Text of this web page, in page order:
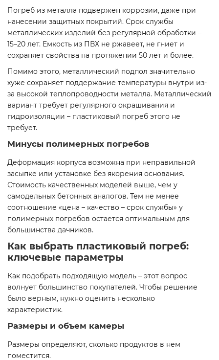
Погреб из металла подвержен коррозии, даже при
нанесении защитных покрытий. Срок службы
металлических изделий без регулярной обработки –
15–20 лет. Емкость из ПВХ не ржавеет, не гниет и
сохраняет свойства на протяжении 50 лет и более.
Помимо этого, металлический подпол значительно
хуже сохраняет поддержание температуры внутри из-
за высокой теплопроводности металла. Металлический
вариант требует регулярного окрашивания и
гидроизоляции – пластиковый погреб этого не
требует.
Минусы полимерных погребов
Деформация корпуса возможна при неправильной
засыпке или установке без якорения основания.
Стоимость качественных моделей выше, чем у
самодельных бетонных аналогов. Тем не менее
соотношение «цена – качество – срок службы» у
полимерных погребов остается оптимальным для
большинства дачников.
Как выбрать пластиковый погреб:
ключевые параметры
Как подобрать подходящую модель – этот вопрос
волнует большинство покупателей. Чтобы решение
было верным, нужно оценить несколько
характеристик.
Размеры и объем камеры
Размеры определяют, сколько продуктов в нем
поместится.